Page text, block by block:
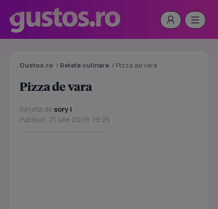
Gustos.ro / Retete culinare / Pizza de vara
Pizza de vara
Rețetă de sory i
Publicat: 21 Iulie 2009, 19:25